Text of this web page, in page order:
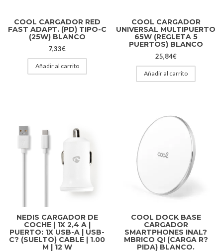
COOL CARGADOR RED
FAST ADAPT. (PD) TIPO-C
(25W) BLANCO
7,33€
Añadir al carrito
COOL CARGADOR
UNIVERSAL MULTIPUERTO
65W (REGLETA 5
PUERTOS) BLANCO
25,84€
Añadir al carrito
NEDIS CARGADOR DE
COCHE | 1X 2,4 A |
PUERTO: 1X USB-A | USB-
C? (SUELTO) CABLE | 1.00
M | 12 W
COOL DOCK BASE
CARGADOR
SMARTPHONES INAL?
MBRICO QI (CARGA R?
PIDA) BLANCO.